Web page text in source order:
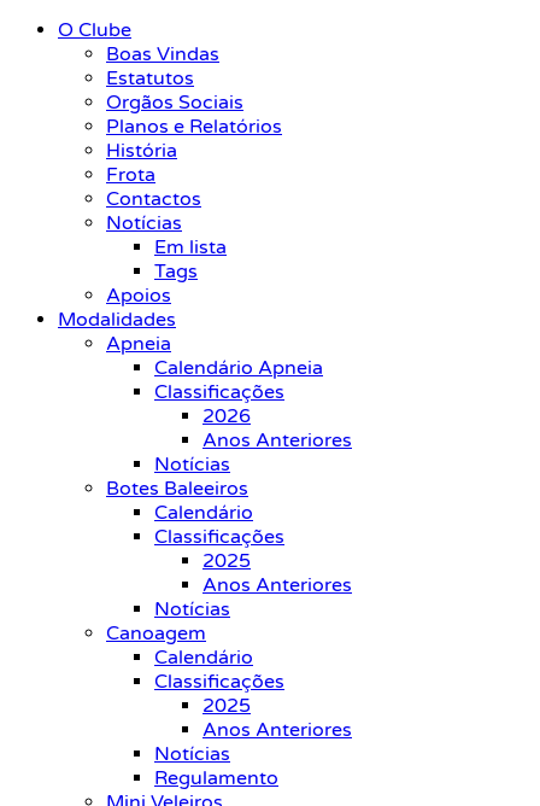
O Clube
Boas Vindas
Estatutos
Orgãos Sociais
Planos e Relatórios
História
Frota
Contactos
Notícias
Em lista
Tags
Apoios
Modalidades
Apneia
Calendário Apneia
Classificações
2026
Anos Anteriores
Notícias
Botes Baleeiros
Calendário
Classificações
2025
Anos Anteriores
Notícias
Canoagem
Calendário
Classificações
2025
Anos Anteriores
Notícias
Regulamento